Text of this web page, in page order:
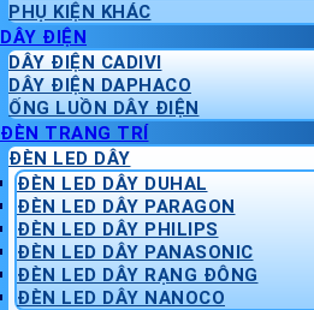
PHỤ KIỆN KHÁC
DÂY ĐIỆN
DÂY ĐIỆN CADIVI
DÂY ĐIỆN DAPHACO
ỐNG LUỒN DÂY ĐIỆN
ĐÈN TRANG TRÍ
ĐÈN LED DÂY
ĐÈN LED DÂY DUHAL
ĐÈN LED DÂY PARAGON
ĐÈN LED DÂY PHILIPS
ĐÈN LED DÂY PANASONIC
ĐÈN LED DÂY RẠNG ĐÔNG
ĐÈN LED DÂY NANOCO